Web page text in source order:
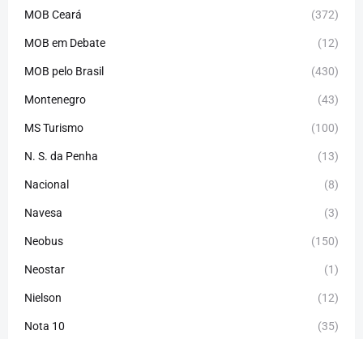
MOB Ceará (372)
MOB em Debate (12)
MOB pelo Brasil (430)
Montenegro (43)
MS Turismo (100)
N. S. da Penha (13)
Nacional (8)
Navesa (3)
Neobus (150)
Neostar (1)
Nielson (12)
Nota 10 (35)